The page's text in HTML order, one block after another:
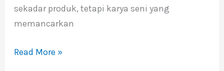
sekadar produk, tetapi karya seni yang
memancarkan
Read More »